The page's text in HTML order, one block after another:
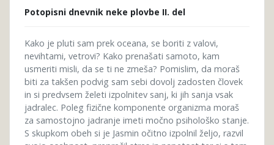
Potopisni dnevnik neke plovbe II. del
Kako je pluti sam prek oceana, se boriti z valovi,
nevihtami, vetrovi? Kako prenašati samoto, kam
usmeriti misli, da se ti ne zmeša? Pomislim, da moraš
biti za takšen podvig sam sebi dovolj zadosten človek
in si predvsem želeti izpolnitev sanj, ki jih sanja vsak
jadralec. Poleg fizične komponente organizma moraš
za samostojno jadranje imeti močno psihološko stanje.
S skupkom obeh si je Jasmin očitno izpolnil željo, razvil